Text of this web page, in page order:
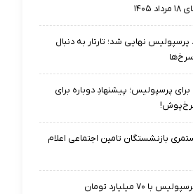
نهایی شد؛ تارتار به دنبال
پرسپولیس؛ پیشنهادِ دوباره برای
بازنشستگان تامین اجتماعی اعلام
۷۰ میلیارد تومان